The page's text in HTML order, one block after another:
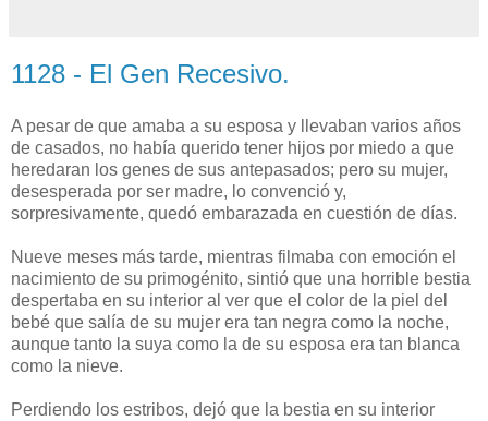
1128 - El Gen Recesivo.
A pesar de que amaba a su esposa y llevaban varios años
de casados, no había querido tener hijos por miedo a que
heredaran los genes de sus antepasados; pero su mujer,
desesperada por ser madre, lo convenció y,
sorpresivamente, quedó embarazada en cuestión de días.
Nueve meses más tarde, mientras filmaba con emoción el
nacimiento de su primogénito, sintió que una horrible bestia
despertaba en su interior al ver que el color de la piel del
bebé que salía de su mujer era tan negra como la noche,
aunque tanto la suya como la de su esposa era tan blanca
como la nieve.
Perdiendo los estribos, dejó que la bestia en su interior